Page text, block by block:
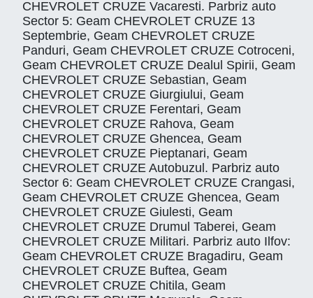
CHEVROLET CRUZE Vacaresti. Parbriz auto
Sector 5: Geam CHEVROLET CRUZE 13
Septembrie, Geam CHEVROLET CRUZE
Panduri, Geam CHEVROLET CRUZE Cotroceni,
Geam CHEVROLET CRUZE Dealul Spirii, Geam
CHEVROLET CRUZE Sebastian, Geam
CHEVROLET CRUZE Giurgiului, Geam
CHEVROLET CRUZE Ferentari, Geam
CHEVROLET CRUZE Rahova, Geam
CHEVROLET CRUZE Ghencea, Geam
CHEVROLET CRUZE Pieptanari, Geam
CHEVROLET CRUZE Autobuzul. Parbriz auto
Sector 6: Geam CHEVROLET CRUZE Crangasi,
Geam CHEVROLET CRUZE Ghencea, Geam
CHEVROLET CRUZE Giulesti, Geam
CHEVROLET CRUZE Drumul Taberei, Geam
CHEVROLET CRUZE Militari. Parbriz auto Ilfov:
Geam CHEVROLET CRUZE Bragadiru, Geam
CHEVROLET CRUZE Buftea, Geam
CHEVROLET CRUZE Chitila, Geam